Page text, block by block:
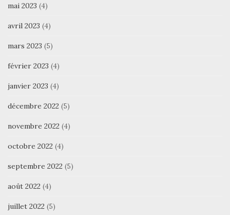
mai 2023 (4)
avril 2023 (4)
mars 2023 (5)
février 2023 (4)
janvier 2023 (4)
décembre 2022 (5)
novembre 2022 (4)
octobre 2022 (4)
septembre 2022 (5)
août 2022 (4)
juillet 2022 (5)